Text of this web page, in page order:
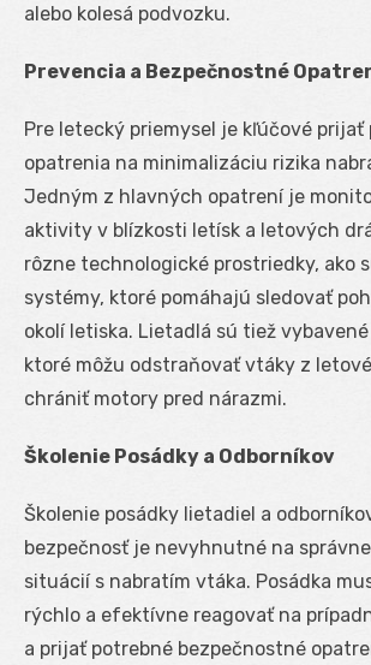
alebo kolesá podvozku.
Prevencia a Bezpečnostné
Pre letecký priemysel je kľúčové
opatrenia na minimalizáciu rizika
Jedným z hlavných opatrení je
aktivity v blízkosti letísk a letových
rôzne technologické prostriedky, ako
systémy, ktoré pomáhajú sledovať
okolí letiska. Lietadlá sú tiež
ktoré môžu odstraňovať vtáky z
chrániť motory pred nárazmi.
Školenie Posádky a Odborníkov
Školenie posádky lietadiel a
bezpečnosť je nevyhnutné na
situácií s nabratím vtáka. Posádka
rýchlo a efektívne reagovať na
a prijať potrebné bezpečnostné